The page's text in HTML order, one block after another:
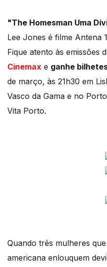
"The Homesman Uma
Lee Jones é filme Antena
Fique atento às emissões
Cinemax e ganhe
de março, às 21h30 em
Vasco da Gama e no
Vita Porto.
Quando três mulheres
americana enlouquem